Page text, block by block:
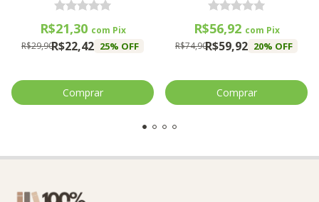
R$22,42
R$29,90 25% OFF
R$21,30 com Pix
R$59,92
R$74,90 20% OFF
R$56,92 com Pix